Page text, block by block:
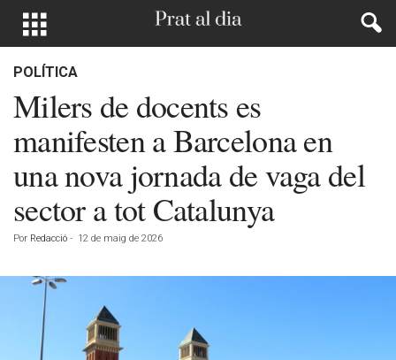
POLÍTICA
Milers de docents es
manifesten a Barcelona en
una nova jornada de vaga del
sector a tot Catalunya
Por Redacció - 12 de maig de 2026